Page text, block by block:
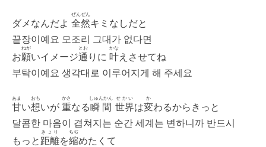
ダメなんだよ 全然
ぜんぜん
キミなしだと
끝장이예요 모조리 그대가 없다면
お願
ねが
いイメージ通
とお
りに 叶
かな
えさせてね
부탁이예요 생각대로 이루어지게 해 주세요
甘
あま
い想
おも
いが 重
かさ
なる瞬間
しゅんかん
世界
せかい
は変
か
わるからきっと
달콤한 마음이 겹쳐지는 순간 세계는 변하니까 반드시
もっと 距離
きょり
を縮
ちぢ
めたくて